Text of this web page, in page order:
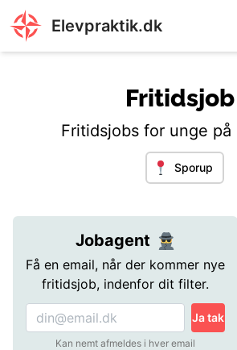
Elevpraktik.dk
Fritidsjob
Fritidsjobs for unge på
Sporup
Jobagent
Få en email, når der kommer nye
fritidsjob, indenfor dit filter.
Ja tak
Kan nemt afmeldes i hver email